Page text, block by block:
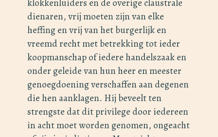
klokkenluiders en de overige claustrale
dienaren, vrij moeten zijn van elke
heffing en vrij van het burgerlijk en
vreemd recht met betrekking tot ieder
koopmanschap of iedere handelszaak en
onder geleide van hun heer en meester
genoegdoening verschaffen aan degenen
die hen aanklagen. Hij beveelt ten
strengste dat dit privilege door iedereen
in acht moet worden genomen, ongeacht